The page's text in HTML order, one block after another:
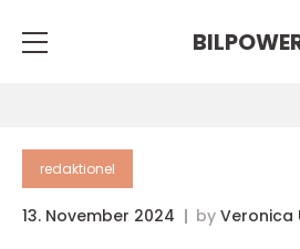
redaktionel
13. November 2024 by Veronica